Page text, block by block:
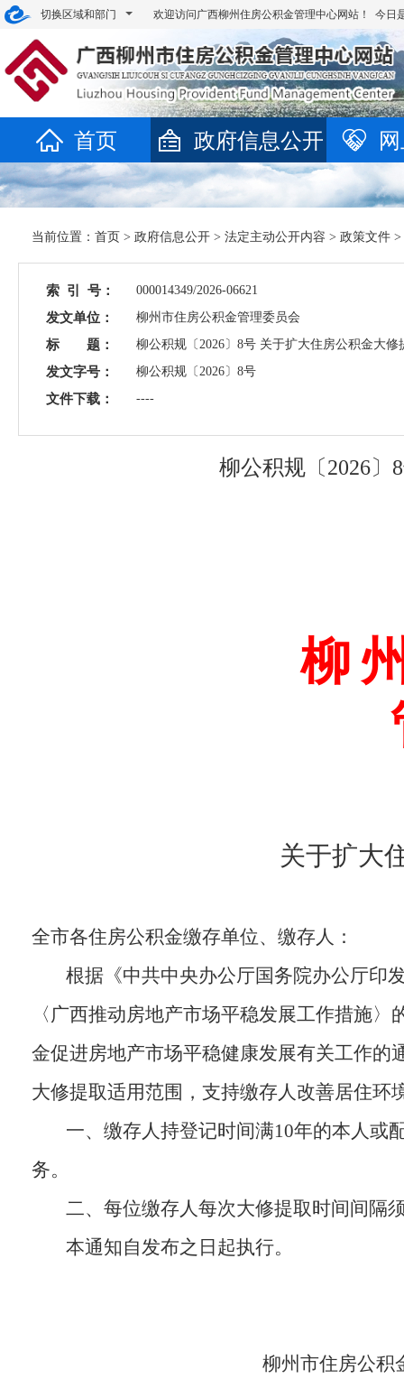
切换区域和部门 欢迎访问广西柳州住房公积金管理中心网站！ 今日
首页 政府信息公开
当前位置： 首页 > 政府信息公开 > 法定主动公开内容 > 政策文件 >
索 引 号： 000014349/2026-06621
发文单位： 柳州市住房公积金管理委员会
标 题： 柳公积规〔2026〕8号 关于扩大住房公积金大
发文字号： 柳公积规〔2026〕8号
文件下载： ----
柳公积规〔2026〕
柳
关于扩大
全市各住房公积金缴存单位、缴存人：
根据《中共中央办公厅国务院办公厅印
〈广西推动房地产市场平稳发展工作措施
金促进房地产市场平稳健康发展有关工作的
大修提取适用范围，支持缴存人改善居住环
一、缴存人持登记时间满10年的本人或
务。
二、每位缴存人每次大修提取时间间隔
本通知自发布之日起执行。
柳州市住房公积